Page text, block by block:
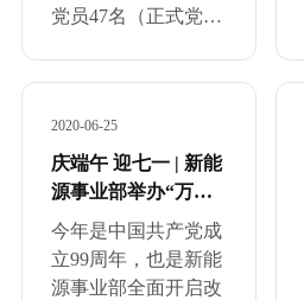
党员47名（正式党员
研究生学历15人，本
科学历24人。党支部
委员会由党支部书
委员、纪检委员、青
年委员5人组成...
2020-06-25
庆端午 迎七一 | 新能
源事业部举办“万粽
一心庆端午，时政趣
答迎七一”主题活动...
今年是中国共产党成
立99周年，也是新能
源事业部全面开启改